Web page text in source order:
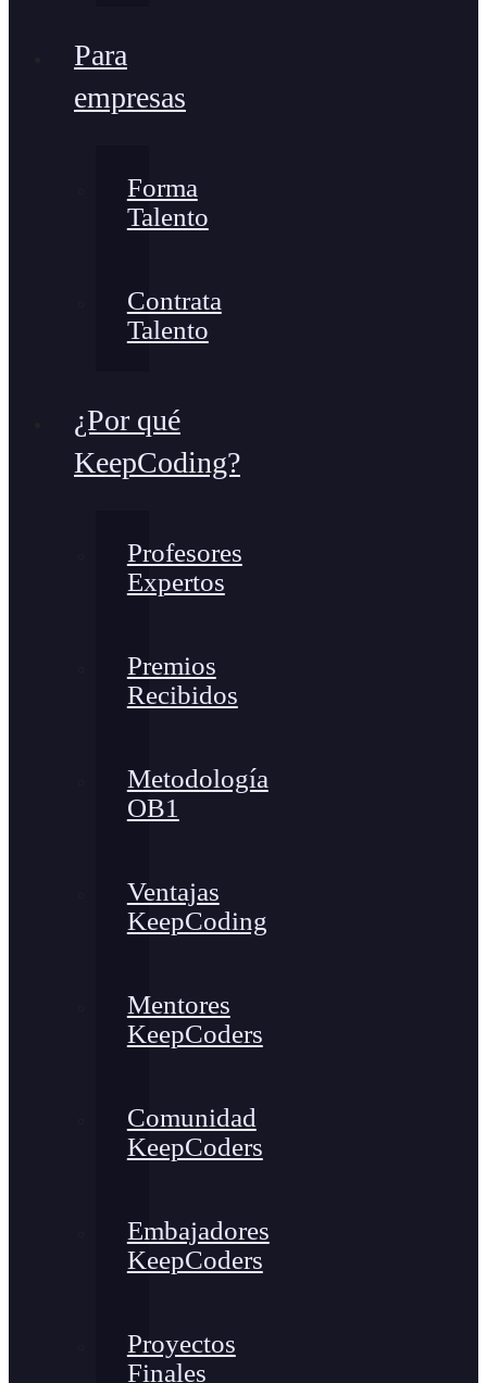
Para
empresas
Forma
Talento
Contrata
Talento
¿Por qué
KeepCoding?
Profesores
Expertos
Premios
Recibidos
Metodología
OB1
Ventajas
KeepCoding
Mentores
KeepCoders
Comunidad
KeepCoders
Embajadores
KeepCoders
Proyectos
Finales